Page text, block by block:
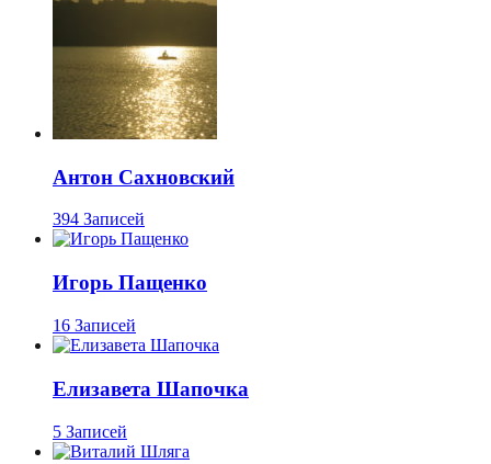
Антон Сахновский
394 Записей
Игорь Пащенко
16 Записей
Елизавета Шапочка
5 Записей